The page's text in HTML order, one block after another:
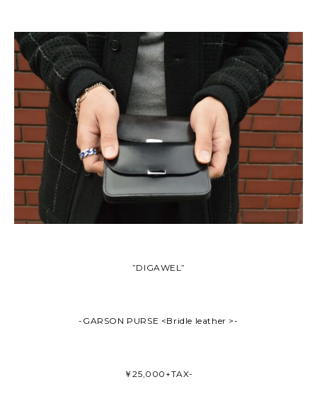
”DIGAWEL”
-GARSON PURSE <Bridle leather >-
￥25,000+TAX-